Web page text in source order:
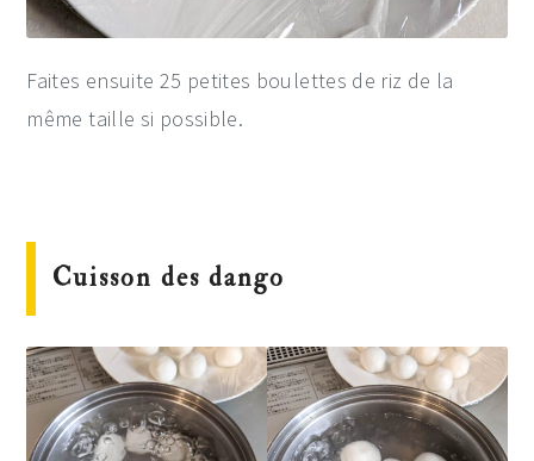
Faites ensuite 25 petites boulettes de riz de la
même taille si possible.
Cuisson des dango